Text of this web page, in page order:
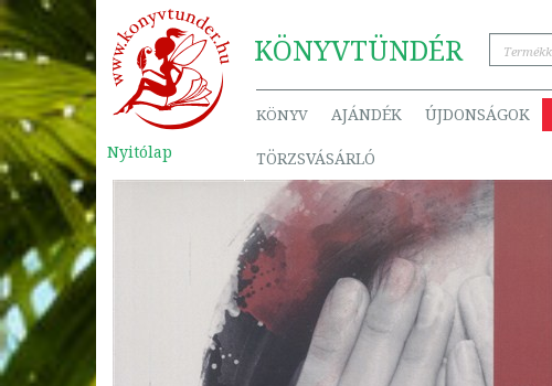
KÖNYVTÜNDÉR
KÖNYV AJÁNDÉK ÚJDONSÁGOK
TÖRZSVÁSÁRLÓ
Nyitólap